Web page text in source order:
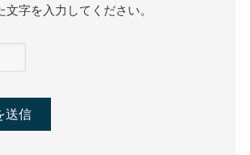
文字を入力してください。